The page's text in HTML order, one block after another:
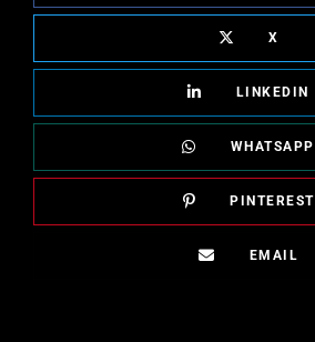
X
LINKEDIN
WHATSAPP
PINTEREST
EMAIL